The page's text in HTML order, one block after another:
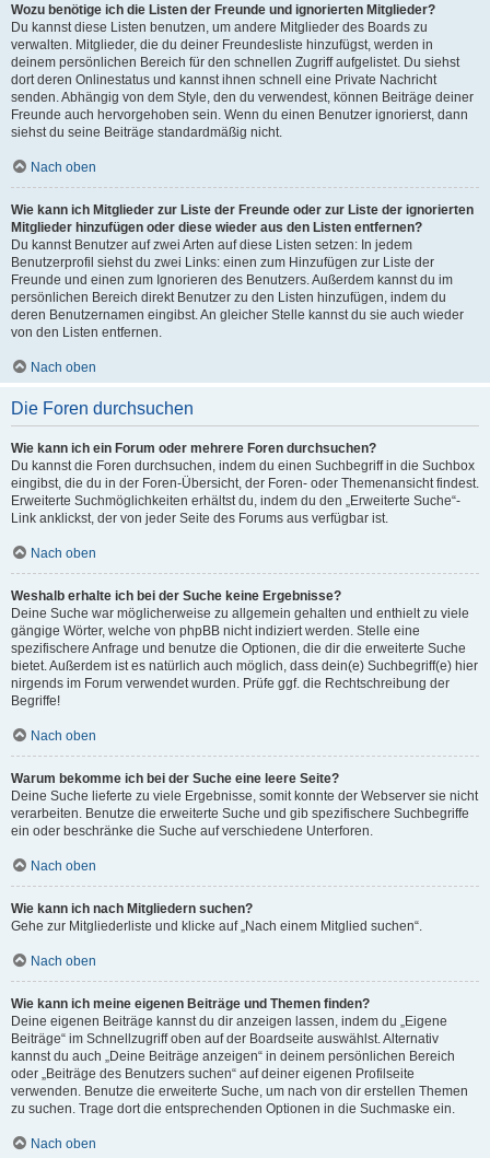
Wozu benötige ich die Listen der Freunde und ignorierten Mitglieder?
Du kannst diese Listen benutzen, um andere Mitglieder des Boards zu
verwalten. Mitglieder, die du deiner Freundesliste hinzufügst, werden in
deinem persönlichen Bereich für den schnellen Zugriff aufgelistet. Du siehst
dort deren Onlinestatus und kannst ihnen schnell eine Private Nachricht
senden. Abhängig von dem Style, den du verwendest, können Beiträge deiner
Freunde auch hervorgehoben sein. Wenn du einen Benutzer ignorierst, dann
siehst du seine Beiträge standardmäßig nicht.
Nach oben
Wie kann ich Mitglieder zur Liste der Freunde oder zur Liste der ignorierten
Mitglieder hinzufügen oder diese wieder aus den Listen entfernen?
Du kannst Benutzer auf zwei Arten auf diese Listen setzen: In jedem
Benutzerprofil siehst du zwei Links: einen zum Hinzufügen zur Liste der
Freunde und einen zum Ignorieren des Benutzers. Außerdem kannst du im
persönlichen Bereich direkt Benutzer zu den Listen hinzufügen, indem du
deren Benutzernamen eingibst. An gleicher Stelle kannst du sie auch wieder
von den Listen entfernen.
Nach oben
Die Foren durchsuchen
Wie kann ich ein Forum oder mehrere Foren durchsuchen?
Du kannst die Foren durchsuchen, indem du einen Suchbegriff in die Suchbox
eingibst, die du in der Foren-Übersicht, der Foren- oder Themenansicht findest.
Erweiterte Suchmöglichkeiten erhältst du, indem du den „Erweiterte Suche“-
Link anklickst, der von jeder Seite des Forums aus verfügbar ist.
Nach oben
Weshalb erhalte ich bei der Suche keine Ergebnisse?
Deine Suche war möglicherweise zu allgemein gehalten und enthielt zu viele
gängige Wörter, welche von phpBB nicht indiziert werden. Stelle eine
spezifischere Anfrage und benutze die Optionen, die dir die erweiterte Suche
bietet. Außerdem ist es natürlich auch möglich, dass dein(e) Suchbegriff(e) hier
nirgends im Forum verwendet wurden. Prüfe ggf. die Rechtschreibung der
Begriffe!
Nach oben
Warum bekomme ich bei der Suche eine leere Seite?
Deine Suche lieferte zu viele Ergebnisse, somit konnte der Webserver sie nicht
verarbeiten. Benutze die erweiterte Suche und gib spezifischere Suchbegriffe
ein oder beschränke die Suche auf verschiedene Unterforen.
Nach oben
Wie kann ich nach Mitgliedern suchen?
Gehe zur Mitgliederliste und klicke auf „Nach einem Mitglied suchen“.
Nach oben
Wie kann ich meine eigenen Beiträge und Themen finden?
Deine eigenen Beiträge kannst du dir anzeigen lassen, indem du „Eigene
Beiträge“ im Schnellzugriff oben auf der Boardseite auswählst. Alternativ
kannst du auch „Deine Beiträge anzeigen“ in deinem persönlichen Bereich
oder „Beiträge des Benutzers suchen“ auf deiner eigenen Profilseite
verwenden. Benutze die erweiterte Suche, um nach von dir erstellen Themen
zu suchen. Trage dort die entsprechenden Optionen in die Suchmaske ein.
Nach oben